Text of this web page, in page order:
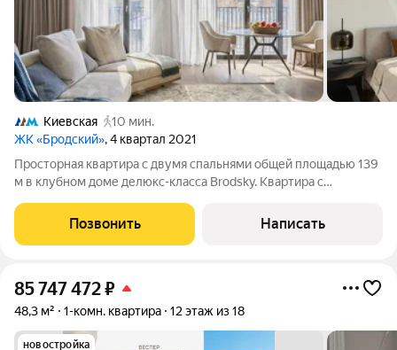
Киевская
10 мин.
ЖК «Бродский», 4 квартал 2021
Просторная квартира с двумя спальнями общей площадью 139
м в клубном доме делюкс-класса Brodsky. Квартира с
третьем этаже. Отделка с использованием
Позвонить Написать
85 747 472₽
48,3 м² 1-комн. квартира 12 этаж из 18
новостройка